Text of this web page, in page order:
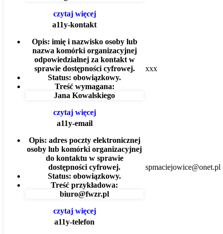
czytaj więcej
a11y-kontakt
Opis: imię i nazwisko osoby lub
nazwa komórki organizacyjnej
odpowiedzialnej za kontakt w
sprawie dostępności cyfrowej.
Status: obowiązkowy.
Treść wymagana:
Jana Kowalskiego
czytaj więcej
xxx
a11y-email
Opis: adres poczty elektronicznej
osoby lub komórki organizacyjnej
do kontaktu w sprawie
dostępności cyfrowej.
Status: obowiązkowy.
Treść przykładowa:
biuro@fwzr.pl
czytaj więcej
spmaciejowice@onet.pl
a11y-telefon